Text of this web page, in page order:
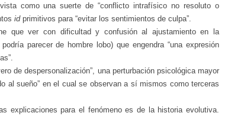
como una suerte de “conflicto intrafísico no resoluto o
id primitivos para “evitar los sentimientos de culpa”.
que ver con dificultad y confusión al ajustamiento en la
parecer de hombre lobo) que engendra “una expresión
de despersonalización”, una perturbación psicológica mayor
al sueño” en el cual se observan a sí mismos como terceras
explicaciones para el fenómeno es de la historia evolutiva.